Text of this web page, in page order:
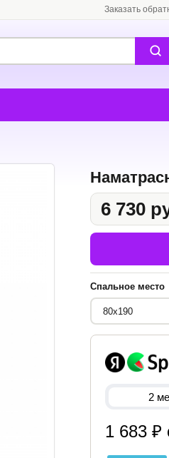
Заказать
6 730
Спальное место
2
1 683 ₽